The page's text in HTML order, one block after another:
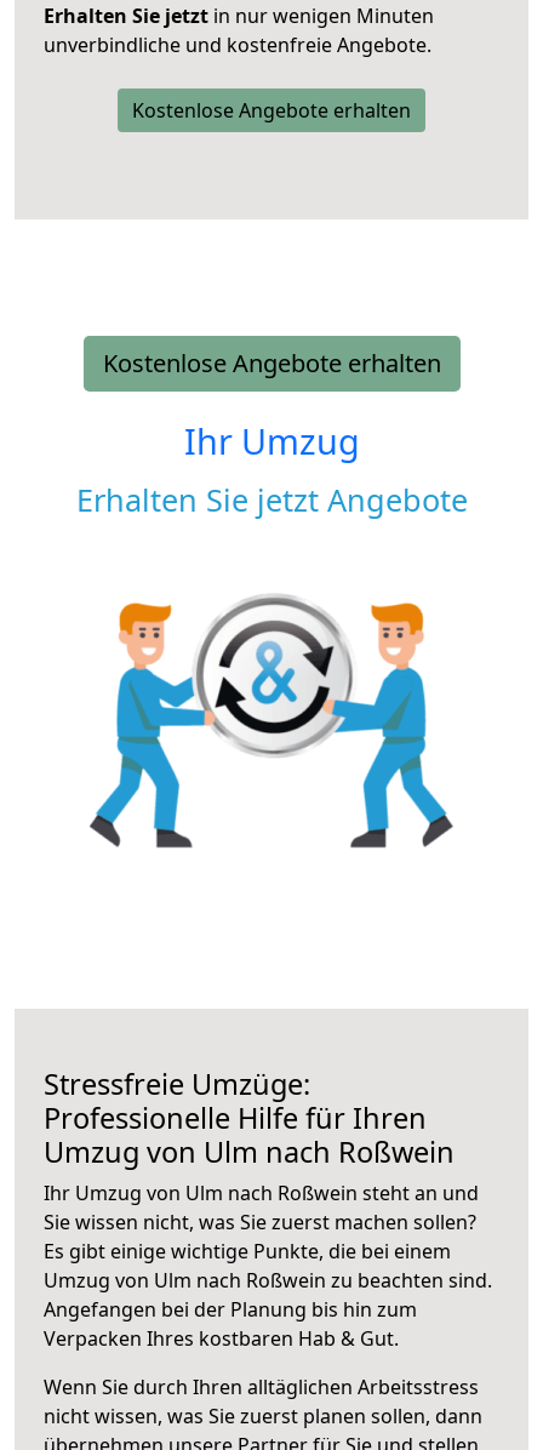
Erhalten Sie jetzt in nur wenigen Minuten
unverbindliche und kostenfreie Angebote.
Kostenlose Angebote erhalten
Kostenlose Angebote erhalten
Ihr Umzug
Erhalten Sie jetzt Angebote
Stressfreie Umzüge:
Professionelle Hilfe für Ihren
Umzug von Ulm nach Roßwein
Ihr Umzug von Ulm nach Roßwein steht an und
Sie wissen nicht, was Sie zuerst machen sollen?
Es gibt einige wichtige Punkte, die bei einem
Umzug von Ulm nach Roßwein zu beachten sind.
Angefangen bei der Planung bis hin zum
Verpacken Ihres kostbaren Hab & Gut.
Wenn Sie durch Ihren alltäglichen Arbeitsstress
nicht wissen, was Sie zuerst planen sollen, dann